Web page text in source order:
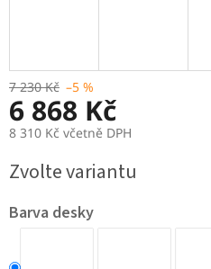
7 230 Kč –5 %
6 868 Kč
8 310 Kč včetně DPH
cena:
Zvolte variantu
Barva desky